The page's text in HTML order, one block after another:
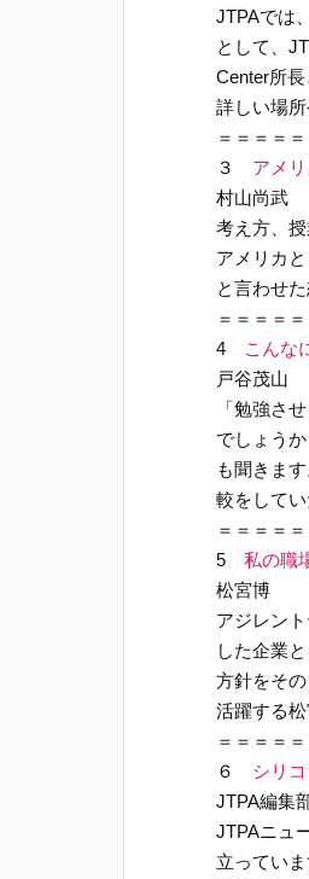
JTPAでは
として、
Center所
詳しい場
＝＝＝＝
３
アメリ
村山尚武
考え方、
アメリカ
と言わせ
＝＝＝＝
4 こんな
戸谷茂山
「勉強さ
でしょう
も聞きま
較をしてい
＝＝＝＝
5 私の職
松宮博
アジレン
した企業
方針をそ
活躍する
＝＝＝＝
６
シリコ
JTPA編集
JTPAニュ
立ってい